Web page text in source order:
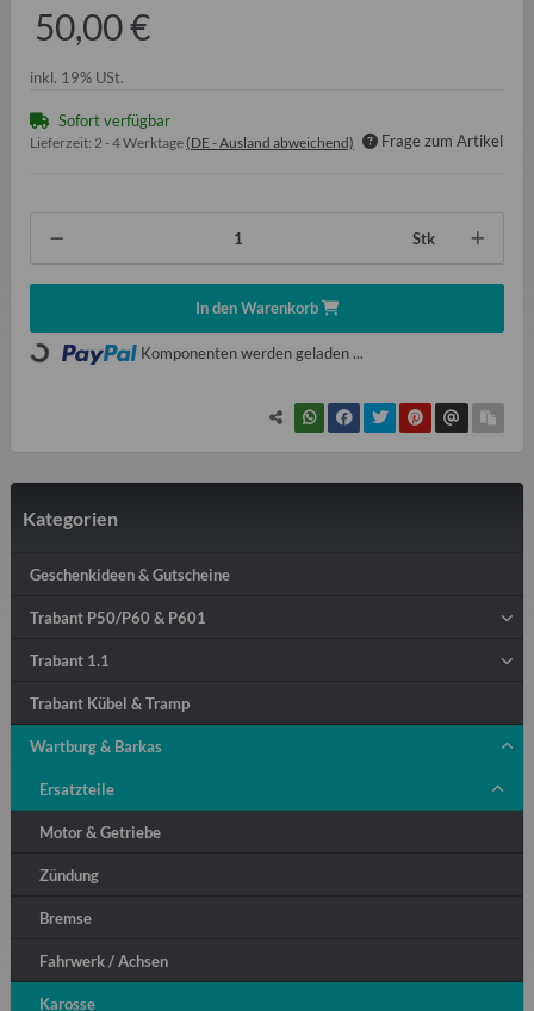
50,00 €
inkl. 19% USt.
Sofort verfügbar
Lieferzeit: 2 - 4 Werktage (DE - Ausland abweichend) Frage zum Artikel
Stk
In den Warenkorb
Loading... Komponenten werden geladen ...
Kategorien
Geschenkideen & Gutscheine
Trabant P50/P60 & P601
Trabant 1.1
Trabant Kübel & Tramp
Wartburg & Barkas
Ersatzteile
Motor & Getriebe
Zündung
Bremse
Fahrwerk / Achsen
Karosse